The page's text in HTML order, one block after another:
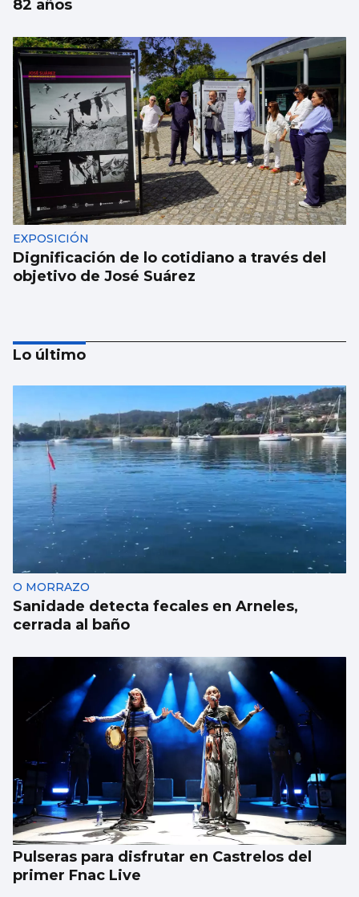
82 años
EXPOSICIÓN
Dignificación de lo cotidiano a través del
objetivo de José Suárez
MÚSICA
Lucas Paulano representará a España en
Eurovisión Junior 2026
Lo último
O MORRAZO
Sanidade detecta fecales en Arneles,
cerrada al baño
Pulseras para disfrutar en Castrelos del
primer Fnac Live